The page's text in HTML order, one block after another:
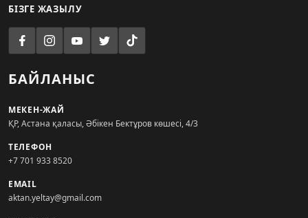
БІЗГЕ ЖАЗЫЛУ
БАЙЛАНЫС
МЕКЕН-ЖАЙ
ҚР, Астана қаласы, Әбікен Бектұров көшесі, 4/3
ТЕЛЕФОН
+7 701 933 8520
EMAIL
aktan.yeltay@gmail.com